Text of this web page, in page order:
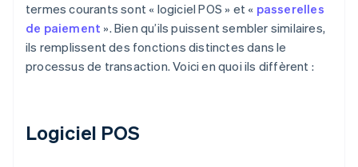
termes courants sont « logiciel POS » et « passerelles
de paiement ». Bien qu’ils puissent sembler similaires,
ils remplissent des fonctions distinctes dans le
processus de transaction. Voici en quoi ils diffèrent :
Logiciel POS